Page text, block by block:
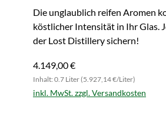
Die unglaublich reifen Aromen
köstlicher Intensität in Ihr Glas.
der Lost Distillery sichern!
4.149,00 €
Inhalt: 0.7 Liter (5.927,14 €/Liter)
inkl. MwSt. zzgl. Versandkosten